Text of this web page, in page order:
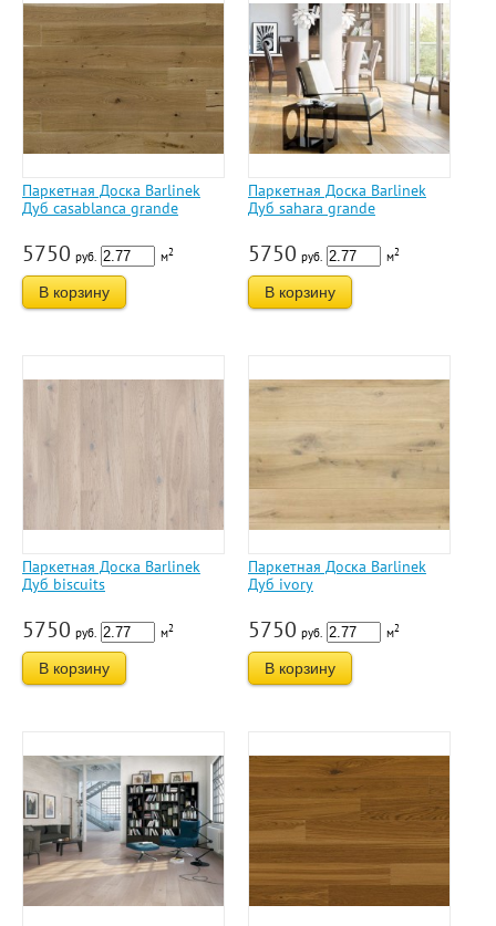
Паркетная Доска Barlinek
Дуб casablanca grande
5750 руб. м2
В корзину
Паркетная Доска Barlinek
Дуб sahara grande
5750 руб. м2
В корзину
Паркетная Доска Barlinek
Дуб biscuits
5750 руб. м2
В корзину
Паркетная Доска Barlinek
Дуб ivory
5750 руб. м2
В корзину